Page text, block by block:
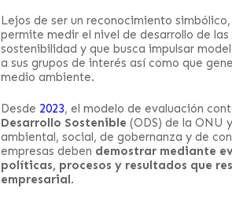
Lejos de ser un reconocimiento
permite medir el nivel de desarrollo de
sostenibilidad y que busca impulsar
a sus grupos de interés así como que
medio ambiente.
Desde 2023, el modelo de evaluación
Desarrollo Sostenible (ODS) de la ONU
ambiental, social, de gobernanza y de
empresas deben demostrar mediante
políticas, procesos y resultados que
empresarial .